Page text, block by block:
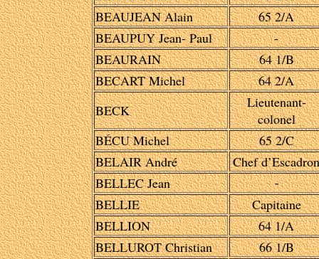
BEAUJEAN Alain
65 2/A
BEAUPUY Jean- Paul
-
BEAURAIN
64 1/B
BECART Michel
64 2/A
BECK
Lieutenant-
colonel
BÉCU Michel
65 2/C
BELAIR André
Chef d’Escadron
BELLEC Jean
-
BELLIE
Capitaine
BELLION
64 1/A
BELLUROT Christian
66 1/B